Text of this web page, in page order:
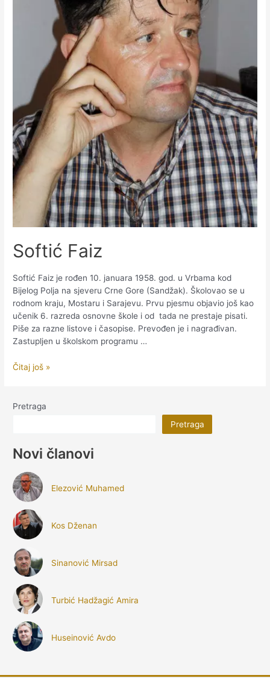
Softić Faiz
Softić Faiz je rođen 10. januara 1958. god. u Vrbama kod
Bijelog Polja na sjeveru Crne Gore (Sandžak). Školovao se u
rodnom kraju, Mostaru i Sarajevu. Prvu pjesmu objavio još kao
učenik 6. razreda osnovne škole i od tada ne prestaje pisati.
Piše za razne listove i časopise. Prevođen je i nagrađivan.
Zastupljen u školskom programu …
Softić
Čitaj još »
Pretraga
Pretraga
Novi članovi
Elezović Muhamed
Kos Dženan
Sinanović Mirsad
Turbić Hadžagić Amira
Huseinović Avdo